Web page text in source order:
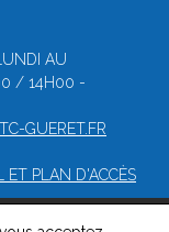
AU
/ 14H00 -
GUERET.FR
ET PLAN D'ACCÈS